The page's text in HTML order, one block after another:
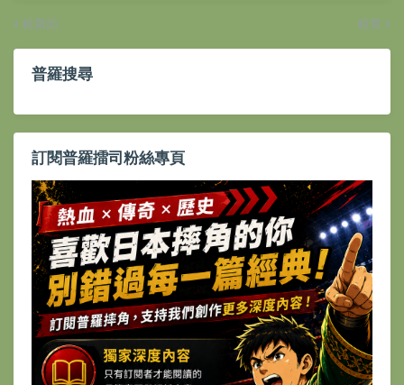
較新的 較舊
普羅搜尋
訂閱普羅擂司粉絲專頁